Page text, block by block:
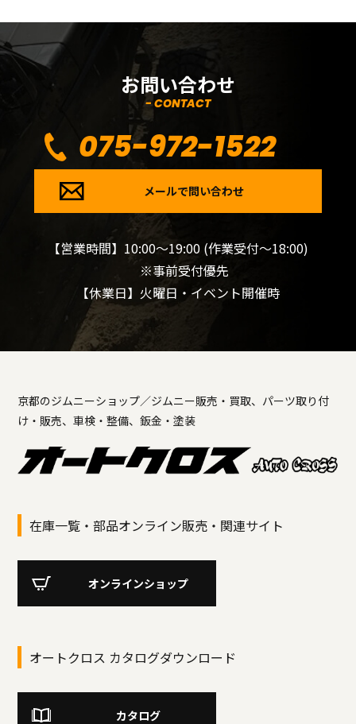
お問い合わせ
- CONTACT
075-972-1522
メールで問い合わせ
【営業時間】10:00～19:00 (作業受付～18:00)
※事前受付優先
【休業日】火曜日・イベント開催時
京都のジムニーショップ／ジムニー販売・買取、パーツ取り付
け・販売、車検・整備、鈑金・塗装
在庫一覧・部品オンライン販売・関連サイト
オンラインショップ
オートクロス カタログダウンロード
カタログ